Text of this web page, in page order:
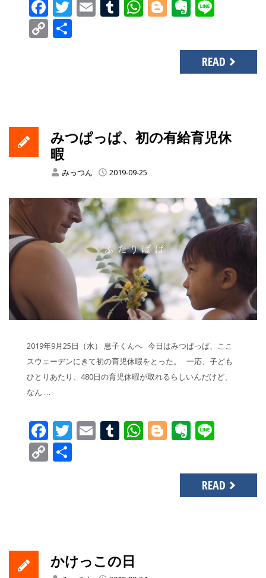
Facebook
Twitter
EmailTumblr
WhatsApp
Blogger
Copy
READ
みつぱっぱ、初の有給育児休
暇
みっつん 2019-09-25
2019年9月25日（水） 息子くんへ 今日はみつぱっぱ、ここ
スウェーデンにきて初の育児休暇をとった。 一応、子ども
ひとりあたり、480日の育児休暇が取れるらしいんだけど、
なん …
Facebook
Twitter
EmailTumblr
WhatsApp
Blogger
Copy
READ
かけっこの日